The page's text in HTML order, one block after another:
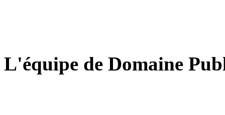
L'équipe de Domaine